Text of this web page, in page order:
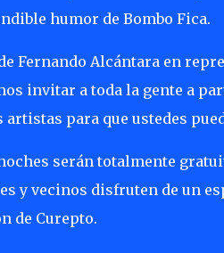
humor de Bombo Fica.
Fernando Alcántara en
invitar a toda la gente a
artistas para que ustedes
serán totalmente
y vecinos disfruten de un
de Curepto.